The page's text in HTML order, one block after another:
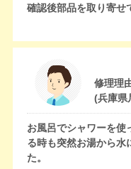
確認後部品を取り寄せ
修理理
(兵庫県
お風呂でシャワーを使
る時も突然お湯から水
た。